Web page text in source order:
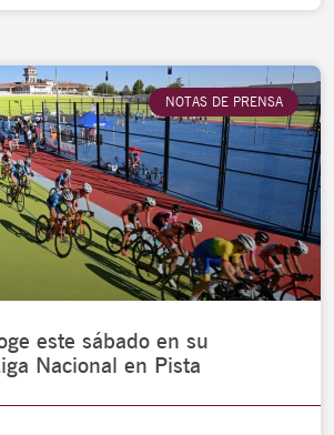
NOTAS DE PRENSA
este sábado en su
Nacional en Pista